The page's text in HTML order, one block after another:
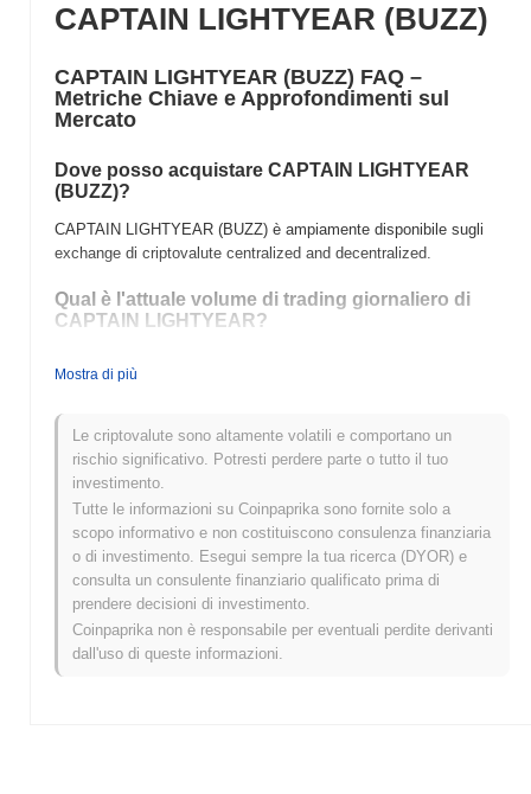
CAPTAIN LIGHTYEAR (BUZZ)
CAPTAIN LIGHTYEAR (BUZZ) FAQ –
Metriche Chiave e Approfondimenti sul
Mercato
Dove posso acquistare CAPTAIN LIGHTYEAR
(BUZZ)?
CAPTAIN LIGHTYEAR (BUZZ) è ampiamente disponibile sugli
exchange di criptovalute centralized and decentralized.
Qual è l'attuale volume di trading giornaliero di
CAPTAIN LIGHTYEAR?
si attesta a
Qual è lo storico della fascia di prezzo di CAPTAIN
LIGHTYEAR?
Massimo Storico (ATH):
Minimo Storico (ATL):$0.00
CAPTAIN LIGHTYEAR è attualmente scambiato~12.07% al di
sotto del suo ATH .
Come si sta comportando CAPTAIN LIGHTYEAR
rispetto al mercato crypto più ampio?
Mostra di più
Le criptovalute sono altamente volatili e comportano un
rischio significativo. Potresti perdere parte o tutto il tuo
investimento.
Tutte le informazioni su Coinpaprika sono fornite solo a
scopo informativo e non costituiscono consulenza finanziaria
o di investimento. Esegui sempre la tua ricerca (DYOR) e
consulta un consulente finanziario qualificato prima di
prendere decisioni di investimento.
Coinpaprika non è responsabile per eventuali perdite derivanti
dall'uso di queste informazioni.